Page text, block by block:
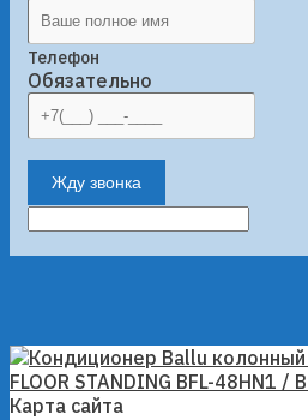
Телефон
Обязательно
Жду звонка
Карта сайта